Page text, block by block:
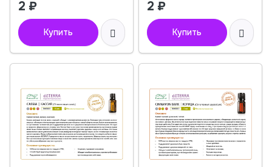
2 ₽
Купить
2 ₽
Купить